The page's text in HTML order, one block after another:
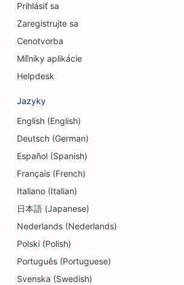
SEO pre úverové družstvá
SEO pre Delis
SEO pre služby dlhového poradenstva
SEO pre zmenárenské služby
SEO pre služby dermabrázie
SEO pre centrá dennej starostlivosti
SEO pre obchody s detailmi
SEO pre reštaurácie
SEO pre obchody s koláčikmi
Prihlásiť sa
Zaregistrujte sa
Cenotvorba
Míľniky aplikácie
Helpdesk
Jazyky
English (English)
Deutsch (German)
Español (Spanish)
Français (French)
Italiano (Italian)
日本語 (Japanese)
Nederlands (Nederlands)
Polski (Polish)
Português (Portuguese)
Svenska (Swedish)